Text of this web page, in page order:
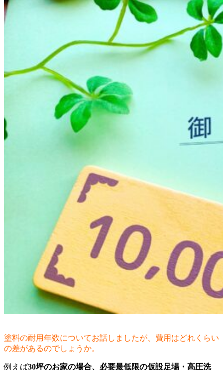
塗料の耐用年数についてお話しましたが、費用はどれくらい
の差があるのでしょうか。
例えば30坪のお家の場合、必要最低限の仮設足場・高圧洗